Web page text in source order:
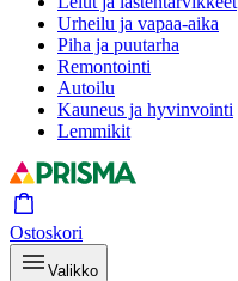
Urheilu ja vapaa-aika
Piha ja puutarha
Remontointi
Autoilu
Kauneus ja hyvinvointi
Lemmikit
Ostoskori
Valikko